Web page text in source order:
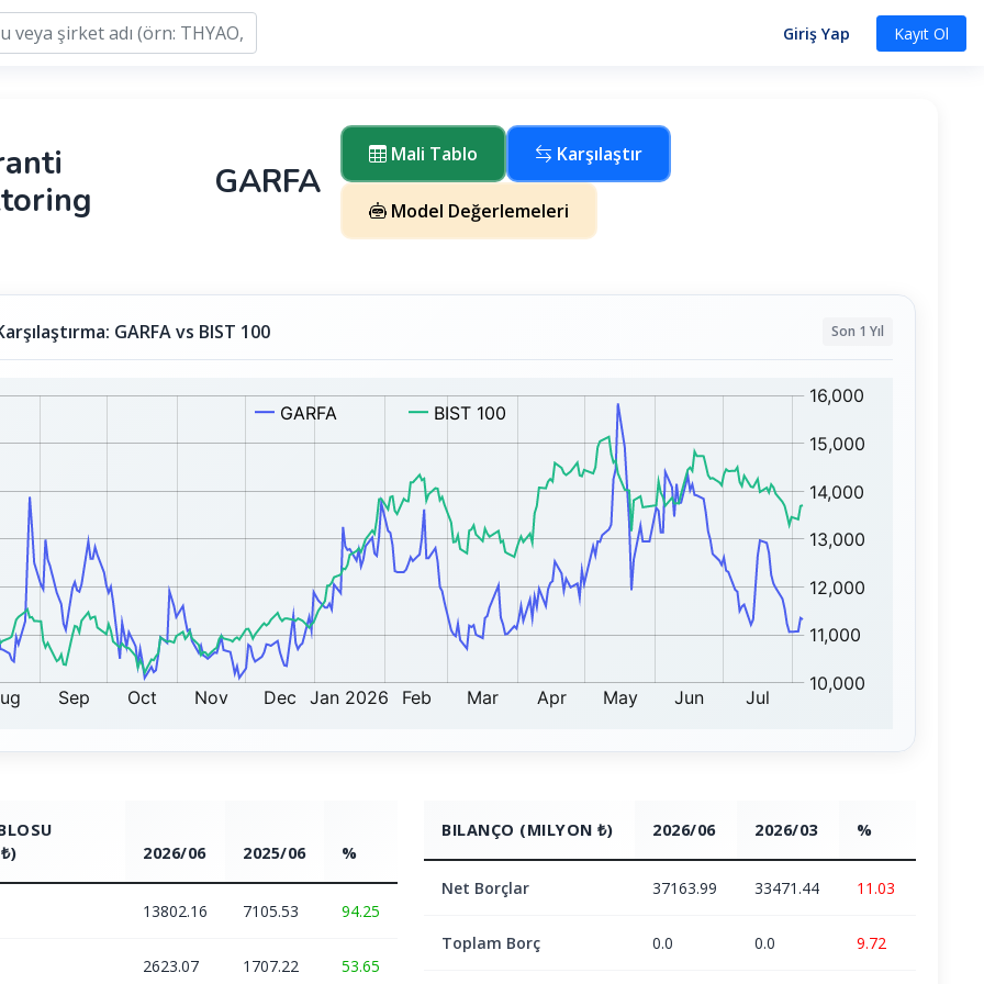
Giriş Yap Kayıt Ol
GARFA
Mali Tablo Karşılaştır
Model Değerlemeleri
GARFA vs BIST 100 Son 1 Yıl
2026/06 2025/06 %
13802.16 7105.53 94.25
2623.07 1707.22 53.65
BILANÇO (MILYON ₺) 2026/06 2026/03 %
Net Borçlar 37163.99 33471.44 11.03
Toplam Borç 0.0 0.0 9.72